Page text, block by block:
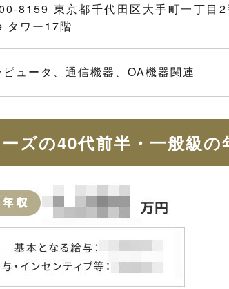
8159 東京都千代田区大手町一丁目
タワー17階
ピュータ、通信機器、OA機器関連
ズの40代前半・一般級の